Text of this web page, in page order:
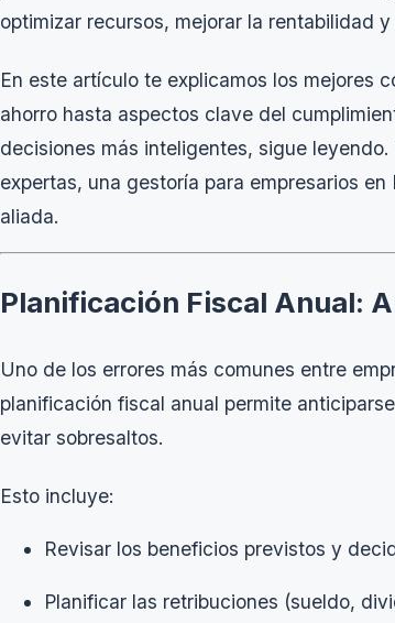
optimizar recursos, mejorar la rentabilidad
En este artículo te explicamos los mejores
ahorro hasta aspectos clave del
decisiones más inteligentes, sigue
expertas, una gestoría para empresarios en
aliada.
Planificación Fiscal Anual:
Uno de los errores más comunes entre
planificación fiscal anual permite
evitar sobresaltos.
Esto incluye:
Revisar los beneficios previstos y
Planificar las retribuciones (sueldo,